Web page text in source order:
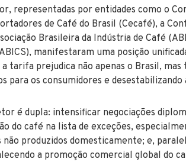
representadas por entidades como o
de Café do Brasil (Cecafé), a
Brasileira da Indústria de Café
manifestaram uma posição
tarifa prejudica não apenas o Brasil,
para os consumidores e
é dupla: intensificar negociações
do café na lista de exceções,
produzidos domesticamente; e,
a promoção comercial global do